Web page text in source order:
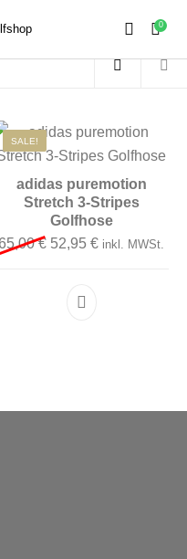
0
Damen
75,00 €
60,95 €.
mehrere Varianten auf.
SALE!
adidas puremotion
Stretch 3-Stripes
Golfhose
€ Ursprünglicher Preis
52,95 €Aktueller
inkl. MWSt.
Dieses Produkt